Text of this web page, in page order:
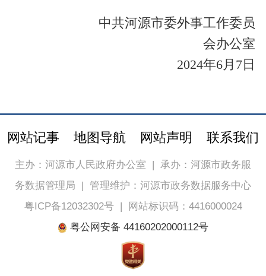
中共河源市委外事工作委员
会办公室
2024年6月 7 日
网站记事 地图导航 网站声明 联系我们
主办：河源市人民政府办公室 | 承办：河源市政务服
务数据管理局 | 管理维护：河源市政务数据服务中心
粤ICP备12032302号|
网站标识码：4416000024
粤公网安备 44160202000112号